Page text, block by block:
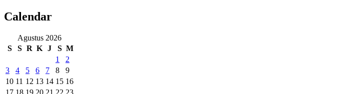
Calendar
Agustus 2026
S
S R K J S M
1
2
3
4 5 6 7 8
9
10 11 12 13 14 15 16
17 18 19 20 21 22 23